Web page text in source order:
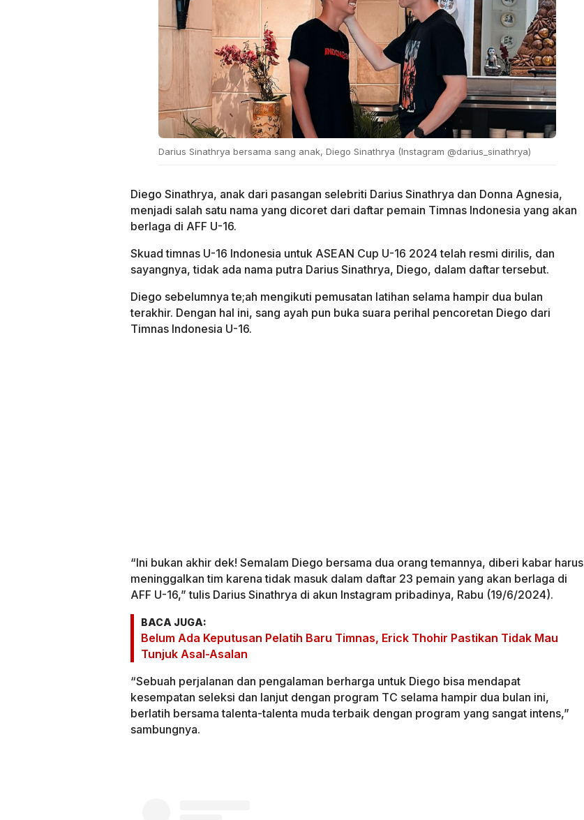
Darius Sinathrya bersama sang anak, Diego Sinathrya (Instagram @darius_sinathrya)
Diego Sinathrya, anak dari pasangan selebriti Darius Sinathrya dan Donna Agnesia,
menjadi salah satu nama yang dicoret dari daftar pemain Timnas Indonesia yang akan
berlaga di AFF U-16.
Skuad timnas U-16 Indonesia untuk ASEAN Cup U-16 2024 telah resmi dirilis, dan
sayangnya, tidak ada nama putra Darius Sinathrya, Diego, dalam daftar tersebut.
Diego sebelumnya te;ah mengikuti pemusatan latihan selama hampir dua bulan
terakhir. Dengan hal ini, sang ayah pun buka suara perihal pencoretan Diego dari
Timnas Indonesia U-16.
“Ini bukan akhir dek! Semalam Diego bersama dua orang temannya, diberi kabar harus
meninggalkan tim karena tidak masuk dalam daftar 23 pemain yang akan berlaga di
AFF U-16,” tulis Darius Sinathrya di akun Instagram pribadinya, Rabu (19/6/2024).
BACA JUGA:
Belum Ada Keputusan Pelatih Baru Timnas, Erick Thohir Pastikan Tidak Mau
Tunjuk Asal-Asalan
“Sebuah perjalanan dan pengalaman berharga untuk Diego bisa mendapat
kesempatan seleksi dan lanjut dengan program TC selama hampir dua bulan ini,
berlatih bersama talenta-talenta muda terbaik dengan program yang sangat intens,”
sambungnya.